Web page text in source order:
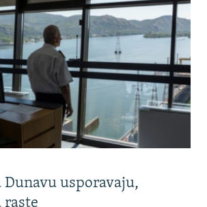
Dunavu usporavaju,
raste